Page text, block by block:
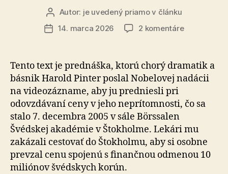
Autor
článku
Autor: je uvedený priamo v článku
Dátum
14. marca 2026 2 komentárena
politika
Tento text je prednáška, ktorú chorý dramatik a
básnik Harold Pinter poslal Nobelovej nadácii
na videozázname, aby ju predniesli pri
odovzdávaní ceny v jeho ne­prí­tom­nos­ti, čo sa
stalo 7. decembra 2005 v sále Börssalen
Švédskej akadémie v Štokholme. Lekári mu
zakázali cestovať do Štokholmu, aby si osobne
prevzal cenu spo­je­nú s finančnou odmenou 10
miliónov švédskych korún.